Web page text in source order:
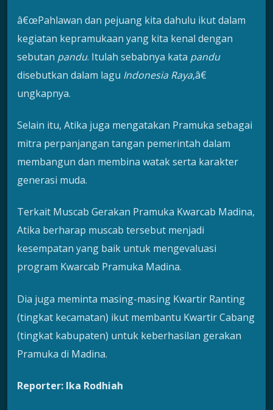
â€œPahlawan dan pejuang kita dahulu ikut dalam
kegiatan kepramukaan yang kita kenal dengan
sebutan pandu. Itulah sebabnya kata pandu
disebutkan dalam lagu Indonesia Raya,â€
ungkapnya.
Selain itu, Atika juga mengatakan Pramuka sebagai
mitra perpanjangan tangan pemerintah dalam
membangun dan membina watak serta karakter
generasi muda.
Terkait Muscab Gerakan Pramuka Kwarcab Madina,
Atika berharap muscab tersebut menjadi
kesempatan yang baik untuk mengevaluasi
program Kwarcab Pramuka Madina.
Dia juga meminta masing-masing Kwartir Ranting
(tingkat kecamatan) ikut membantu Kwartir Cabang
(tingkat kabupaten) untuk keberhasilan gerakan
Pramuka di Madina.
Reporter: Ika Rodhiah